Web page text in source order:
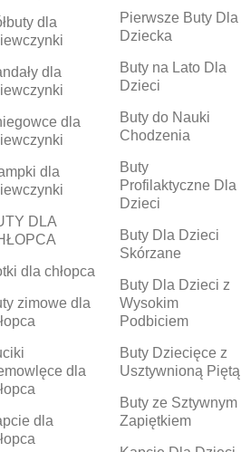
dla
dla
dla
dla
DLA
dla chłopca
zimowe dla
dla
dla
Pierwsze Buty Dla
Dziecka
Buty na Lato Dla
Dzieci
Buty do Nauki
Chodzenia
Buty
Profilaktyczne Dla
Dzieci
Buty Dla Dzieci
Skórzane
Buty Dla Dzieci z
Wysokim
Podbiciem
Buty Dziecięce z
Usztywnioną Piętą
Buty ze Sztywnym
Zapiętkiem